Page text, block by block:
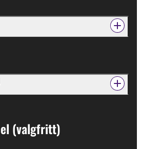
(valgfritt)